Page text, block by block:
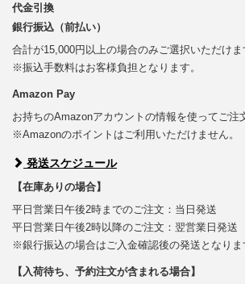
代金引換
銀行振込（前払い）
合計が15,000円以上の場合のみご選択いただけま
※振込手数料はお客様負担となります。
Amazon Pay
お持ちのAmazonアカウントの情報を使ってご注
※Amazonのポイントはご利用いただけません。
発送スケジュール
【在庫ありの場合】
平日営業日午後2時までのご注文：当日発送
平日営業日午後2時以降のご注文：翌営業日発送
※銀行振込の場合はご入金確認後の発送となりま
【入荷待ち、予約注文が含まれる場合】